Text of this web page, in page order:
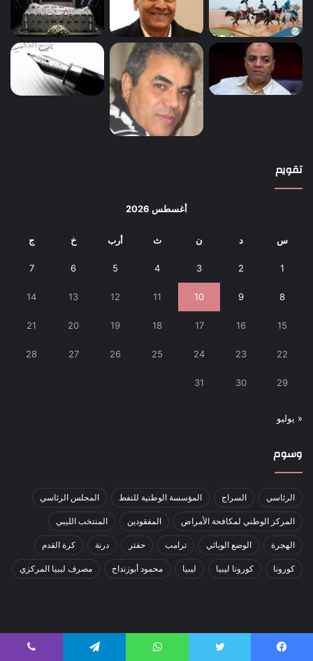
تقويم
أغسطس 2026
س د ن ث أرب خ ج
1
2
3
4
5
6
7
8
9
10
11
12
13
14
15
16
17
18
19
20
21
22
23
24
25
26
27
28
29
30
31
« يوليو
وسوم
الرئاسي السراج المؤسسة الوطنية للنفط المجلس الرئاسي
المركز الوطني لمكافحة الأمراض المفقودين المنتخب الليبي
الهجرة الوضع الوبائي ترامب حفتر درنة كرة القدم
كورونا كورونا ليبيا ليبيا محمود أبوزنداح مصرف ليبيا المركزي
صحيقة الناس إلكترونية شاملة شعارها // نؤرخ للحظة رئيس التحرير // أبوبكر